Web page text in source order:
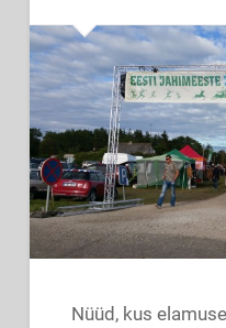
Nüüd, kus